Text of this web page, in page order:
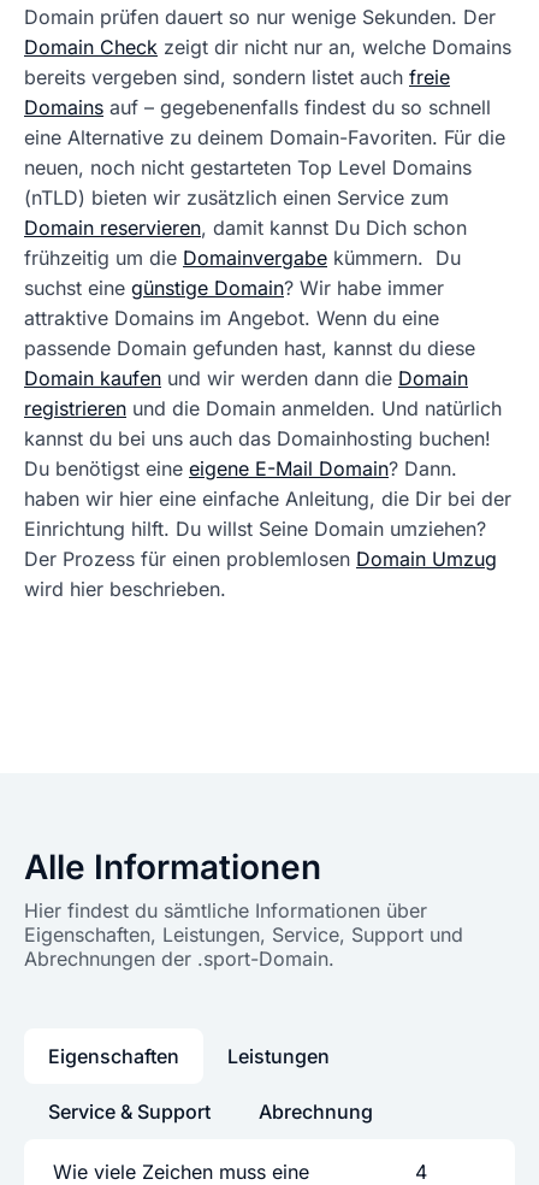
Domain prüfen dauert so nur wenige Sekunden. Der
Domain Check zeigt dir nicht nur an, welche Domains
bereits vergeben sind, sondern listet auch freie
Domains auf – gegebenenfalls findest du so schnell
eine Alternative zu deinem Domain-Favoriten. Für die
neuen, noch nicht gestarteten Top Level Domains
(nTLD) bieten wir zusätzlich einen Service zum
Domain reservieren, damit kannst Du Dich schon
frühzeitig um die Domainvergabe kümmern. Du
suchst eine günstige Domain? Wir habe immer
attraktive Domains im Angebot. Wenn du eine
passende Domain gefunden hast, kannst du diese
Domain kaufen und wir werden dann die Domain
registrieren und die Domain anmelden. Und natürlich
kannst du bei uns auch das Domainhosting buchen!
Du benötigst eine eigene E-Mail Domain? Dann.
haben wir hier eine einfache Anleitung, die Dir bei der
Einrichtung hilft. Du willst Seine Domain umziehen?
Der Prozess für einen problemlosen Domain Umzug
wird hier beschrieben.
Alle Informationen
Hier findest du sämtliche Informationen über
Eigenschaften, Leistungen, Service, Support und
Abrechnungen der .sport-Domain.
Eigenschaften
Wie viele Zeichen muss eine
4
Leistungen
Service & Support Abrechnung